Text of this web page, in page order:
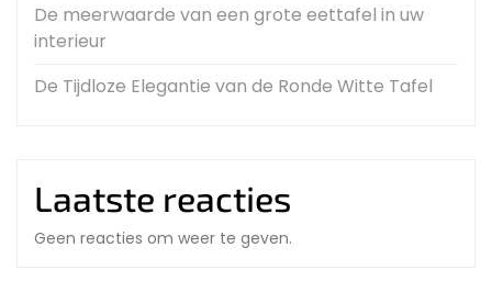
De meerwaarde van een grote eettafel in uw
interieur
De Tijdloze Elegantie van de Ronde Witte Tafel
Laatste reacties
Geen reacties om weer te geven.